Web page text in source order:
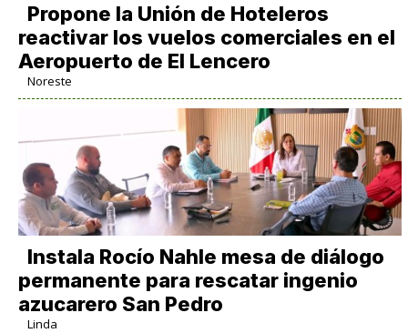
Propone la Unión de Hoteleros
reactivar los vuelos comerciales en el
Aeropuerto de El Lencero
Noreste
Instala Rocío Nahle mesa de diálogo
permanente para rescatar ingenio
azucarero San Pedro
Linda